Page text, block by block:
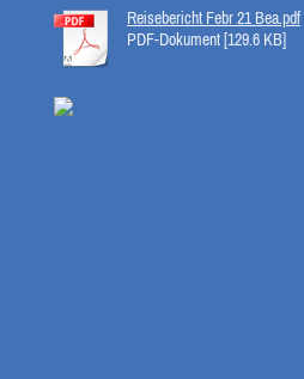
Reisebericht Febr 21 Bea.pdf
PDF-Dokument [129.6 KB]